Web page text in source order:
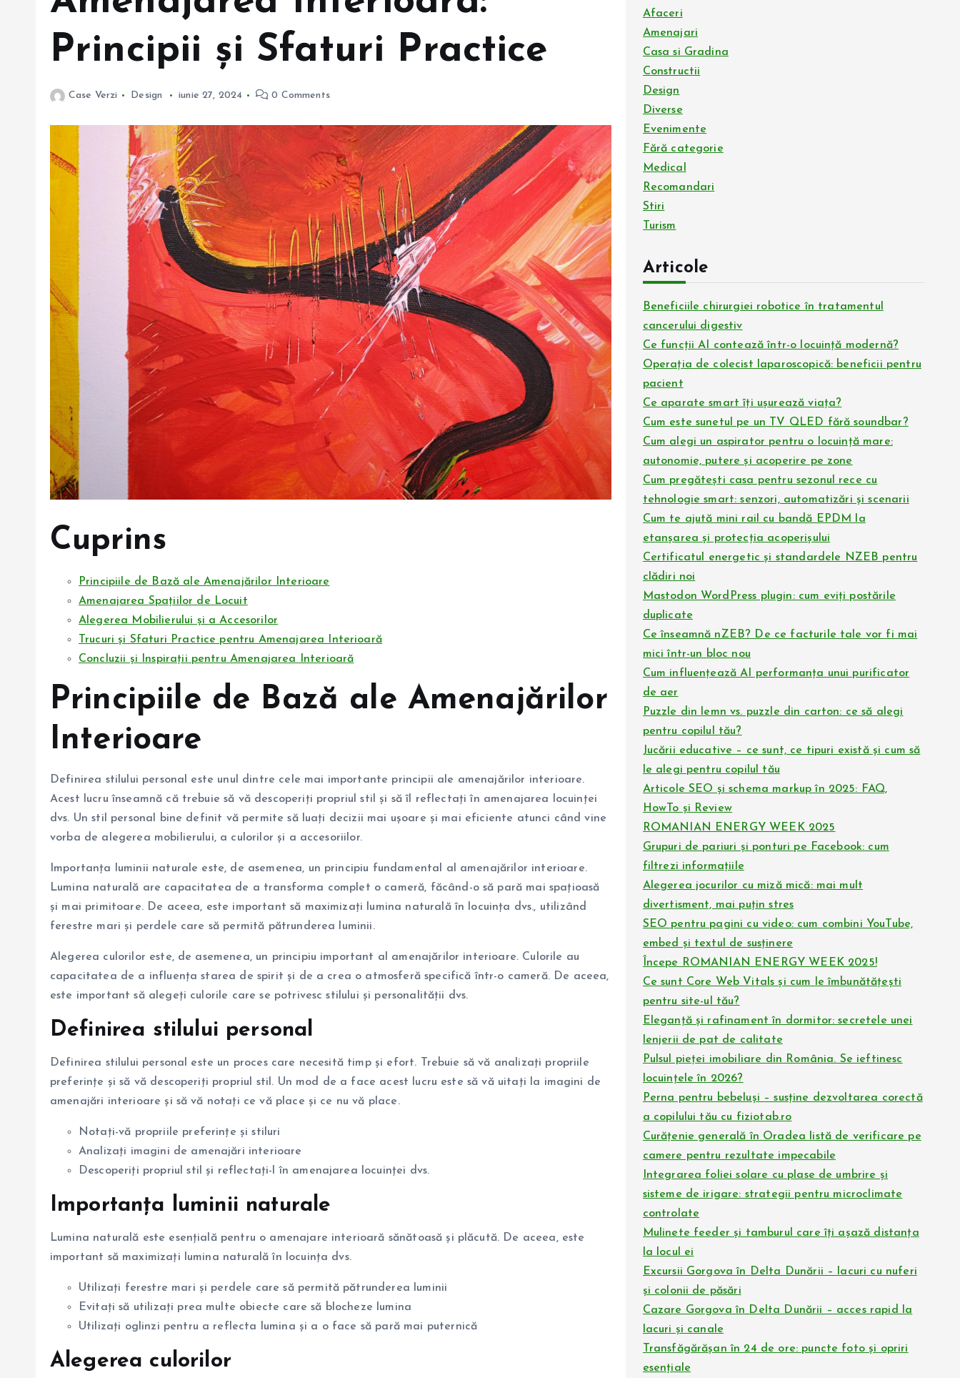
Principii și Sfaturi Practice
Case Verzi Design iunie 27, 2024 0 Comments
Cuprins
Principiile de Bază ale Amenajărilor Interioare
Amenajarea Spațiilor de Locuit
Alegerea Mobilierului și a Accesorilor
Trucuri și Sfaturi Practice pentru Amenajarea Interioară
Concluzii și Inspirații pentru Amenajarea Interioară
Principiile de Bază ale Amenajărilor
Interioare
Definirea stilului personal este unul dintre cele mai importante principii ale amenajărilor interioare.
Acest lucru înseamnă că trebuie să vă descoperiți propriul stil și să îl reflectați în amenajarea locuinței
dvs. Un stil personal bine definit vă permite să luați decizii mai ușoare și mai eficiente atunci când vine
vorba de alegerea mobilierului, a culorilor și a accesoriilor.
Importanța luminii naturale este, de asemenea, un principiu fundamental al amenajărilor interioare.
Lumina naturală are capacitatea de a transforma complet o cameră, făcând-o să pară mai spațioasă
și mai primitoare. De aceea, este important să maximizați lumina naturală în locuința dvs., utilizând
ferestre mari și perdele care să permită pătrunderea luminii.
Alegerea culorilor este, de asemenea, un principiu important al amenajărilor interioare. Culorile au
capacitatea de a influența starea de spirit și de a crea o atmosferă specifică într-o cameră. De aceea,
este important să alegeți culorile care se potrivesc stilului și personalității dvs.
Definirea stilului personal
Definirea stilului personal este un proces care necesită timp și efort. Trebuie să vă analizați propriile
preferințe și să vă descoperiți propriul stil. Un mod de a face acest lucru este să vă uitați la imagini de
amenajări interioare și să vă notați ce vă place și ce nu vă place.
Notați-vă propriile preferințe și stiluri
Analizați imagini de amenajări interioare
Descoperiți propriul stil și reflectați-l în amenajarea locuinței dvs.
Importanța luminii naturale
Lumina naturală este esențială pentru o amenajare interioară sănătoasă și plăcută. De aceea, este
important să maximizați lumina naturală în locuința dvs.
Utilizați ferestre mari și perdele care să permită pătrunderea luminii
Evitați să utilizați prea multe obiecte care să blocheze lumina
Utilizați oglinzi pentru a reflecta lumina și a o face să pară mai puternică
Alegerea culorilor
Afaceri
Amenajari
Casa si Gradina
Constructii
Design
Diverse
Evenimente
Fără categorie
Medical
Recomandari
Stiri
Turism
Articole
Beneficiile chirurgiei robotice în tratamentul
cancerului digestiv
Ce funcții AI contează într-o locuință modernă?
Operația de colecist laparoscopică: beneficii pentru
pacient
Ce aparate smart îți ușurează viața?
Cum este sunetul pe un TV QLED fără soundbar?
Cum alegi un aspirator pentru o locuință mare:
autonomie, putere și acoperire pe zone
Cum pregătești casa pentru sezonul rece cu
tehnologie smart: senzori, automatizări și scenarii
Cum te ajută mini rail cu bandă EPDM la
etanșarea și protecția acoperișului
Certificatul energetic și standardele NZEB pentru
clădiri noi
Mastodon WordPress plugin: cum eviți postările
duplicate
Ce înseamnă nZEB? De ce facturile tale vor fi mai
mici într-un bloc nou
Cum influențează AI performanța unui purificator
de aer
Puzzle din lemn vs. puzzle din carton: ce să alegi
pentru copilul tău?
Jucării educative – ce sunt, ce tipuri există și cum să
le alegi pentru copilul tău
Articole SEO și schema markup în 2025: FAQ,
HowTo și Review
ROMANIAN ENERGY WEEK 2025
Grupuri de pariuri și ponturi pe Facebook: cum
filtrezi informațiile
Alegerea jocurilor cu miză mică: mai mult
divertisment, mai puțin stres
SEO pentru pagini cu video: cum combini YouTube,
embed și textul de susținere
Începe ROMANIAN ENERGY WEEK 2025!
Ce sunt Core Web Vitals și cum le îmbunătățești
pentru site-ul tău?
Eleganță și rafinament în dormitor: secretele unei
lenjerii de pat de calitate
Pulsul pieței imobiliare din România. Se ieftinesc
locuințele în 2026?
Perna pentru bebeluși – susține dezvoltarea corectă
a copilului tău cu fiziotab.ro
Curățenie generală în Oradea listă de verificare pe
camere pentru rezultate impecabile
Integrarea foliei solare cu plase de umbrire și
sisteme de irigare: strategii pentru microclimate
controlate
Mulinete feeder și tamburul care îți așază distanța
la locul ei
Excursii Gorgova în Delta Dunării – lacuri cu nuferi
și colonii de păsări
Cazare Gorgova în Delta Dunării – acces rapid la
lacuri și canale
Transfăgărășan în 24 de ore: puncte foto și opriri
esențiale